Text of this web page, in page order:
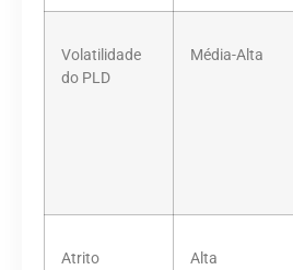
Volatilidade
do PLD
Média-Alta
Atrito
Alta